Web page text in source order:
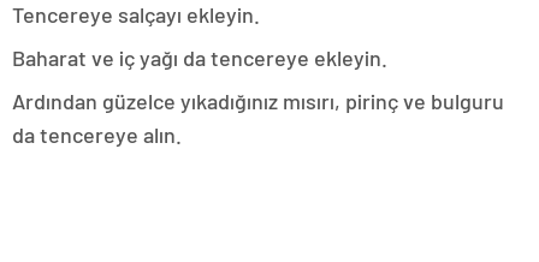
Tencereye salçayı ekleyin.
Baharat ve iç yağı da tencereye ekleyin.
Ardından güzelce yıkadığınız mısırı, pirinç ve bulguru
da tencereye alın.